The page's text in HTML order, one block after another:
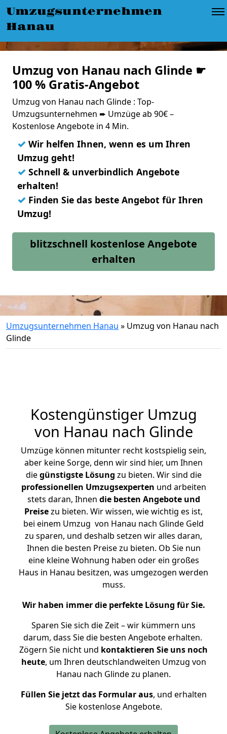
Umzugsunternehmen
Hanau
Umzug von Hanau nach Glinde ☛
100 % Gratis-Angebot
Umzug von Hanau nach Glinde : Top-
Umzugsunternehmen ➨ Umzüge ab 90€ –
Kostenlose Angebote in 4 Min.
✓ Wir helfen Ihnen, wenn es um Ihren
Umzug geht!
✓ Schnell & unverbindlich Angebote
erhalten!
✓ Finden Sie das beste Angebot für Ihren
Umzug!
blitzschnell kostenlose Angebote
erhalten
Umzugsunternehmen Hanau » Umzug von Hanau nach
Glinde
Kostengünstiger Umzug
von Hanau nach Glinde
Umzüge können mitunter recht kostspielig sein,
aber keine Sorge, denn wir sind hier, um Ihnen
diegünstigste Lösung zu bieten. Wir sind die
professionellen Umzugsexperten und arbeiten
stets daran, Ihnen die besten Angebote und
Preisezu bieten. Wir wissen, wie wichtig es ist,
bei einem Umzug von Hanau nach Glinde Geld
zu sparen, und deshalb setzen wir alles daran,
Ihnen die besten Preise zu bieten. Ob Sie nun
eine kleine Wohnung haben oder ein großes
Haus in Hanau besitzen, was umgezogen werden
muss.
Wir haben immer die perfekte Lösung für Sie.
Sparen Sie sich die Zeit – wir kümmern uns
darum, dass Sie die besten Angebote erhalten.
Zögern Sie nicht und kontaktieren Sie uns noch
heute, um Ihren deutschlandweiten Umzug von
Hanau nach Glinde zu planen.
Füllen Sie jetzt das Formular aus, und erhalten
Sie kostenlose Angebote.